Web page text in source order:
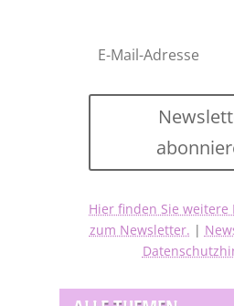
Hier finden Sie
zum Newsletter. |